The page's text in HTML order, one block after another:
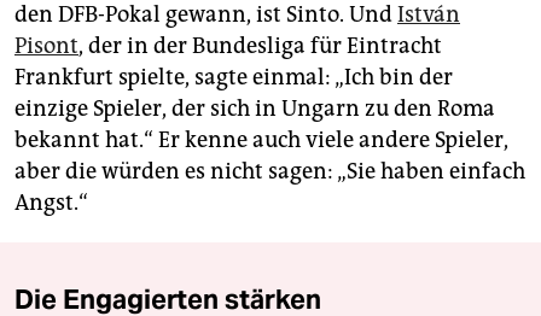
den DFB-Pokal gewann, ist Sinto. UndIstván
Pisont, der in der Bundesliga für Eintracht
Frankfurt spielte, sagte einmal: „Ich bin der
einzige Spieler, der sich in Ungarn zu den Roma
bekannt hat.“ Er kenne auch viele andere Spieler,
aber die würden es nicht sagen: „Sie haben einfach
Angst.“
Die Engagierten stärken